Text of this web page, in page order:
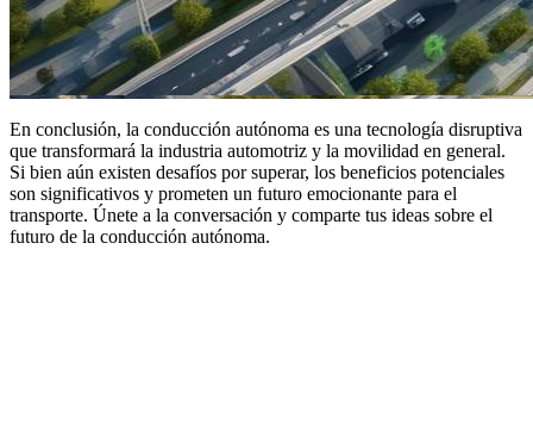
En conclusión, la conducción autónoma es una tecnología disruptiva
que transformará la industria automotriz y la movilidad en general.
Si bien aún existen desafíos por superar, los beneficios potenciales
son significativos y prometen un futuro emocionante para el
transporte. Únete a la conversación y comparte tus ideas sobre el
futuro de la conducción autónoma.